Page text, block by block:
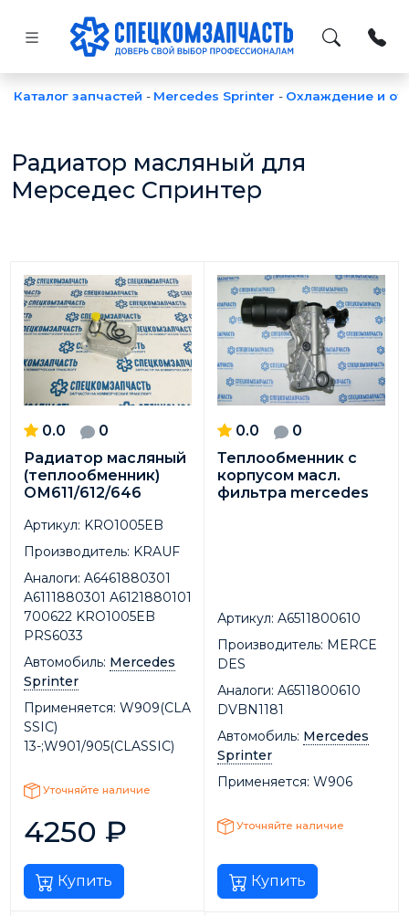
Каталог запчастей - Mercedes Sprinter - Охлаждение и
Радиатор масляный для
Мерседес Спринтер
0.0
0
Радиатор масляный
(теплообменник)
ОМ611/612/646
Артикул: KRO1005EB
Производитель: KRAUF
Аналоги: A6461880301
A6111880301 A6121880101
700622 KRO1005EB
PRS6033
Автомобиль: Mercedes
Sprinter
Применяется: W909(CLA
SSIC)
13-;W901/905(CLASSIC)
Уточняйте наличие
4250 ₽
Купить
0.0
0
Теплообменник с
корпусом масл.
фильтра mercedes
Артикул: A6511800610
Производитель: MERCE
DES
Аналоги: A6511800610
DVBN1181
Автомобиль: Mercedes
Sprinter
Применяется: W906
Уточняйте наличие
Купить